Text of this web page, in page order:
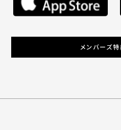
メンバーズ